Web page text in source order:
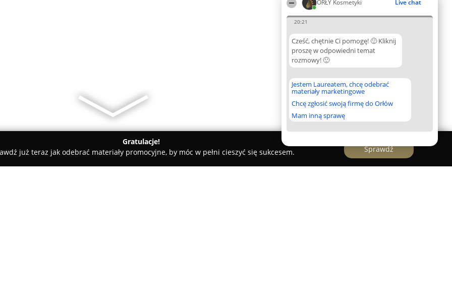
ORŁY Kosmetyki Live chat
20:21
Cześć, chętnie Ci pomogę! 🙂 Kliknij
proszę w odpowiedni temat
rozmowy! 🙂
Jestem Laureatem, chcę odebrać
materiały marketingowe
Chcę zgłosić swoją firmę do Orłów
Mam inną sprawę
Gratulacje!
już teraz jak odebrać materiały promocyjne, by móc w pełni cieszyć się sukcesem.
Sprawdź